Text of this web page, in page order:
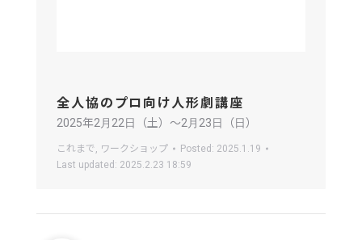
全人協のプロ向け人形劇講座
2025年2月22日（土）〜2月23日（日）
これまで ワークショップ Posted: 2025.1.19
Last updated: 2025.2.23 18:59